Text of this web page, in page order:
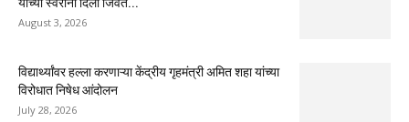
August 3, 2026
विद्यार्थ्यांवर हल्ला करणाऱ्या केंद्रीय गृहमंत्री अमित शहा यांच्या
विरोधात निषेध आंदोलन
July 28, 2026